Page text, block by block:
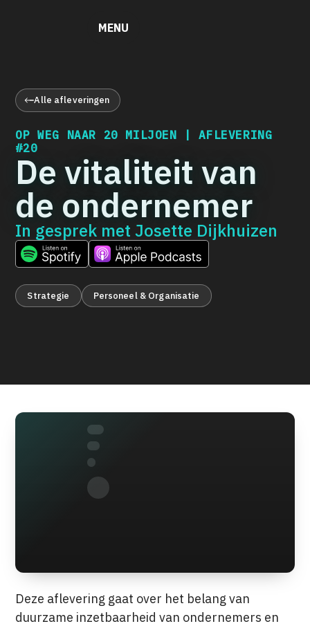
MENU
Alle afleveringen
OP WEG NAAR 20 MILJOEN | AFLEVERING
#20
De vitaliteit van
de ondernemer
In gesprek metJosette Dijkhuizen
Strategie Personeel & Organisatie
Deze aflevering gaat over het belang van
duurzame inzetbaarheid van ondernemers en